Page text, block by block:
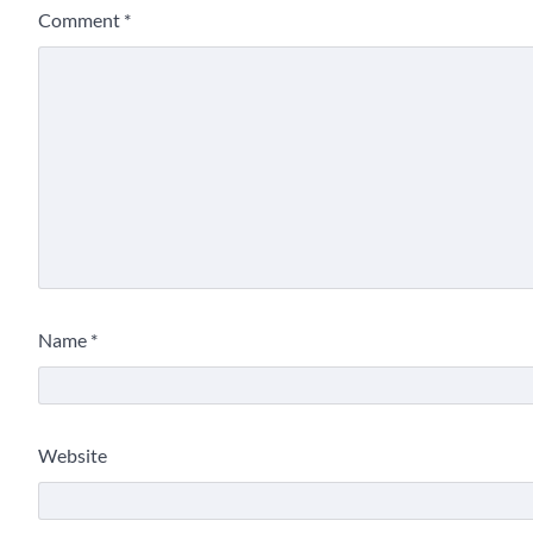
Comment *
Name *
Website